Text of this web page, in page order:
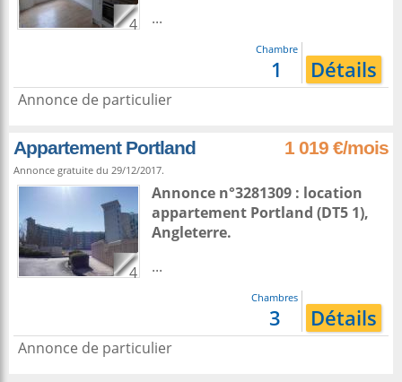
4
...
Chambre
1 Détails
Annonce de particulier
Appartement Portland 1 019 €/mois
Annonce gratuite du 29/12/2017.
4
Annonce n°3281309 : location
appartement Portland (DT5 1),
Angleterre.
...
Chambres
3 Détails
Annonce de particulier